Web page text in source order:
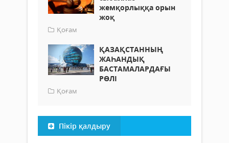
жемқорлыққа орын
жоқ
Қоғам
ҚАЗАҚСТАННЫҢ
ЖАҺАНДЫҚ
БАСТАМАЛАРДАҒЫ
РӨЛІ
Қоғам
Пікір қалдыру